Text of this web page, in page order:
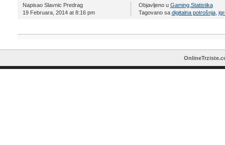
Napisao Slavnic Predrag
19 Februara, 2014 at 8:16 pm
Objavljeno u Gaming, Statistika
Tagovano sa digitalna potrošnja,